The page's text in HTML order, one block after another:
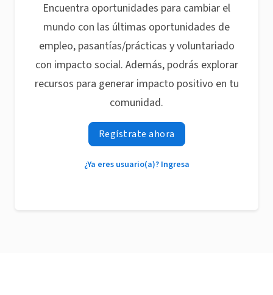
Encuentra oportunidades para cambiar el
mundo con las últimas oportunidades de
empleo, pasantías/prácticas y voluntariado
con impacto social. Además, podrás explorar
recursos para generar impacto positivo en tu
comunidad.
Regístrate ahora
¿Ya eres usuario(a)? Ingresa